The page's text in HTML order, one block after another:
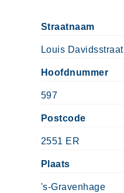
Straatnaam
Louis Davidsstraat
Hoofdnummer
597
Postcode
2551 ER
Plaats
's-Gravenhage